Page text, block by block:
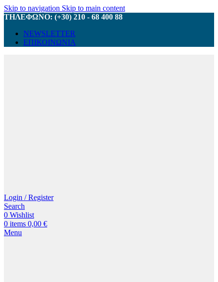
Skip to navigation Skip to main content
ΤΗΛΕΦΩΝΟ: (+30) 210 - 68 400 88
NEWSLETTER
ΕΠΙΚΟΙΝΩΝΙΑ
Login / Register
Search
0 Wishlist
0 items 0,00 €
Menu